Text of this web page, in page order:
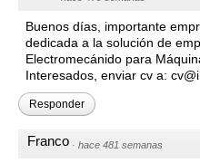
Buenos días, importante
dedicada a la solución de
Electromecánido para
Interesados, enviar cv a:
Responder
Franco · hace 481 semanas